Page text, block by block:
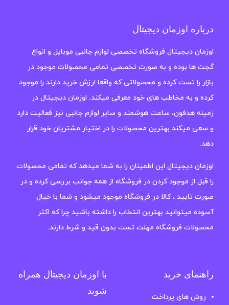
درباره اوزمان دیجیتال
اوزمان دیجیتال فروشگاه تخصصی لوازم جانبی موبایل و انواع
گجت ها بوده و به صورت تخصصی تمامی محصولات موجود در
بازار را تست کرده و محصولاتی که واقعا ارزش خرید دارند را موجود
کرده و به مخاطب های خود معرفی میکند. اوزمان دیجیتال در
زمینه هدفون، ساعت هوشمند و سایر لوازم جانبی نیز فعالیت دارد
و سعی میکند بهترین محصولات را در اختیار مشتریان خود قرار
دهد.
اوزمان دیجیتال این اطمینان را به شما میدهد که تمامی محصولات
را قبل از موجود کردن در فروشگاه از همه جوانب بررسی کرده و در
صورت تایید ، کالا در فروشگاه موجود میشود و شما با خیال
آسوده میتوانید بهترین انتخاب را داشته باشید چرا که اکثر
محصولات فروشگاه مهلت تست بدون قید و شرط دارند.
راهنمای خرید
روش های پرداخت
با اوزمان دیجیتال همراه
شوید